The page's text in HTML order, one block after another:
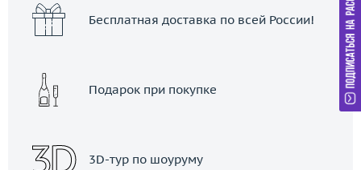
Бесплатная доставка по всей России!
Подарок при покупке
3D-тур по шоуруму